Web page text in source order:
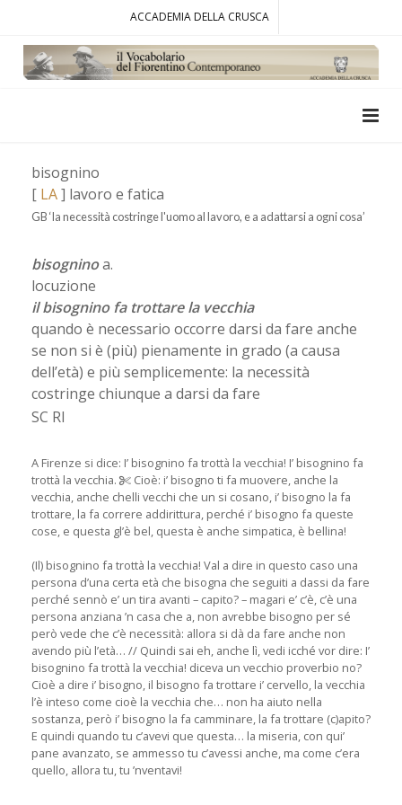
ACCADEMIA DELLA CRUSCA
bisognino
[ LA] lavoro e fatica
GB ‘la necessità costringe l'uomo al lavoro, e a adattarsi a ogni cosa’
bisogninoa.
locuzione
il bisognino fa trottare la vecchia
quando è necessario occorre darsi da fare anche
se non si è (più) pienamente in grado (a causa
dell’età) e più semplicemente: la necessità
costringe chiunque a darsi da fare
SC RI
A Firenze si dice: I’ bisognino fa trottà la vecchia! I’ bisognino fa
trottà la vecchia.
Cioè: i’ bisogno ti fa muovere, anche la
vecchia, anche chelli vecchi che un si cosano, i’ bisogno la fa
trottare, la fa correre addirittura, perché i’ bisogno fa queste
cose, e questa gl’è bel, questa è anche simpatica, è bellina!
(Il) bisognino fa trottà la vecchia! Val a dire in questo caso una
persona d’una certa età che bisogna che seguiti a dassi da fare
perché sennò e’ un tira avanti – capito? – magari e’ c’è, c’è una
persona anziana ’n casa che a, non avrebbe bisogno per sé
però vede che c’è necessità: allora si dà da fare anche non
avendo più l’età… // Quindi sai eh, anche lì, vedi icché vor dire: I’
bisognino fa trottà la vecchia! diceva un vecchio proverbio no?
Cioè a dire i’ bisogno, il bisogno fa trottare i’ cervello, la vecchia
l’è inteso come cioè la vecchia che… non ha aiuto nella
sostanza, però i’ bisogno la fa camminare, la fa trottare (c)apito?
E quindi quando tu c’avevi que questa… la miseria, con qui’
pane avanzato, se ammesso tu c’avessi anche, ma come c’era
quello, allora tu, tu ’nventavi!